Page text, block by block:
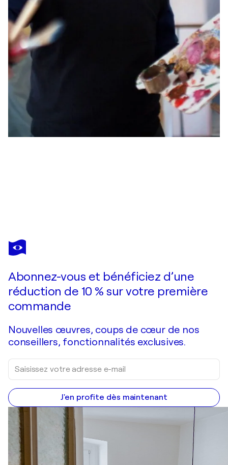
FERNANDO BOTERO
Mozart '91 Salzburg
Abonnez-vous et bénéficiez d’une
réduction de 10 % sur votre première
commande
Nouvelles œuvres, coups de cœur de nos
conseillers, fonctionnalités exclusives.
J'en profite dès maintenant